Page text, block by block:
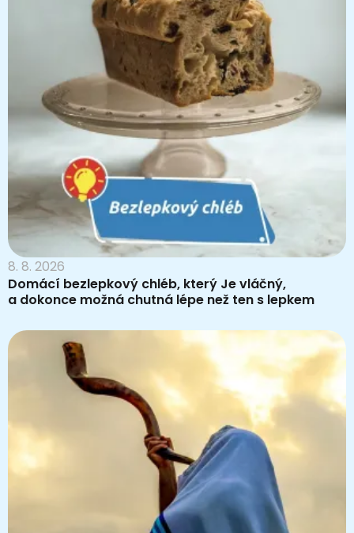
8. 8. 2026
Domácí bezlepkový chléb, který Je vláčný,
a dokonce možná chutná lépe než ten s lepkem